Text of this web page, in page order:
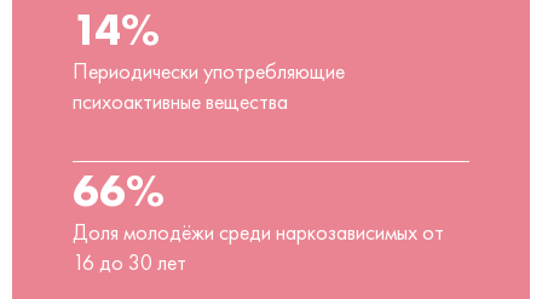
14%
Периодически употребляющие
психоактивные вещества
66%
Доля молодёжи среди наркозависимых от
16 до 30 лет